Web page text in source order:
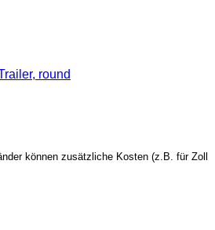
round
können zusätzliche Kosten (z.B. für Zoll